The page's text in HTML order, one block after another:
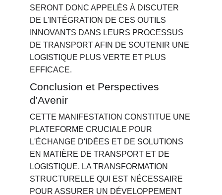
SERONT DONC APPELÉS À DISCUTER
DE L'INTÉGRATION DE CES OUTILS
INNOVANTS DANS LEURS PROCESSUS
DE TRANSPORT AFIN DE SOUTENIR UNE
LOGISTIQUE PLUS VERTE ET PLUS
EFFICACE.
Conclusion et Perspectives
d'Avenir
CETTE MANIFESTATION CONSTITUE UNE
PLATEFORME CRUCIALE POUR
L'ÉCHANGE D'IDÉES ET DE SOLUTIONS
EN MATIÈRE DE TRANSPORT ET DE
LOGISTIQUE. LA TRANSFORMATION
STRUCTURELLE QUI EST NÉCESSAIRE
POUR ASSURER UN DÉVELOPPEMENT